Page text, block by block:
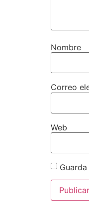
Nombre
Correo
Web